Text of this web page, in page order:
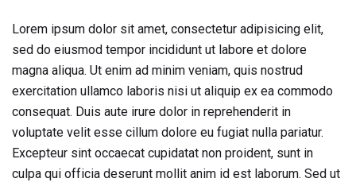
Lorem ipsum dolor sit amet, consectetur adipisicing elit,
sed do eiusmod tempor incididunt ut labore et dolore
magna aliqua. Ut enim ad minim veniam, quis nostrud
exercitation ullamco laboris nisi ut aliquip ex ea commodo
consequat. Duis aute irure dolor in reprehenderit in
voluptate velit esse cillum dolore eu fugiat nulla pariatur.
Excepteur sint occaecat cupidatat non proident, sunt in
culpa qui officia deserunt mollit anim id est laborum. Sed ut